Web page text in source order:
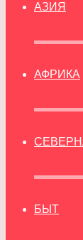
АЗИЯ
АФРИКА
БЫТ